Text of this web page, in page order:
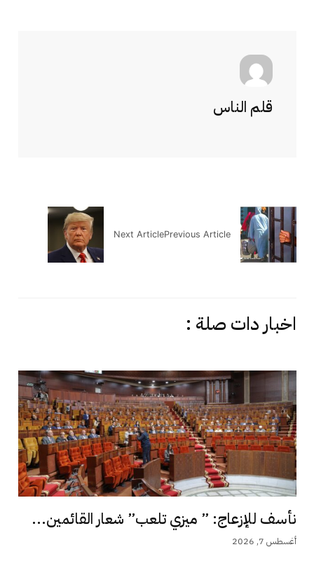
قلم الناس
Previous Article
Next Article
اخبار دات صلة :
نأسف للإزعاج: ” ميزي تلعب” شعار القائمين...
أغسطس 7, 2026